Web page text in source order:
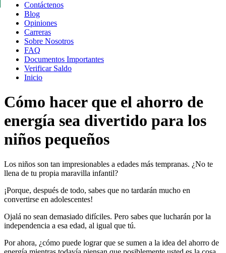
Contáctenos
Blog
Opiniones
Carreras
Sobre Nosotros
FAQ
Documentos Importantes
Verificar Saldo
Inicio
Cómo hacer que el ahorro de
energía sea divertido para los
niños pequeños
Los niños son tan impresionables a edades más tempranas. ¿No te
llena de tu propia maravilla infantil?
¡Porque, después de todo, sabes que no tardarán mucho en
convertirse en adolescentes!
Ojalá no sean demasiado difíciles. Pero sabes que lucharán por la
independencia a esa edad, al igual que tú.
Por ahora, ¿cómo puede lograr que se sumen a la idea del ahorro de